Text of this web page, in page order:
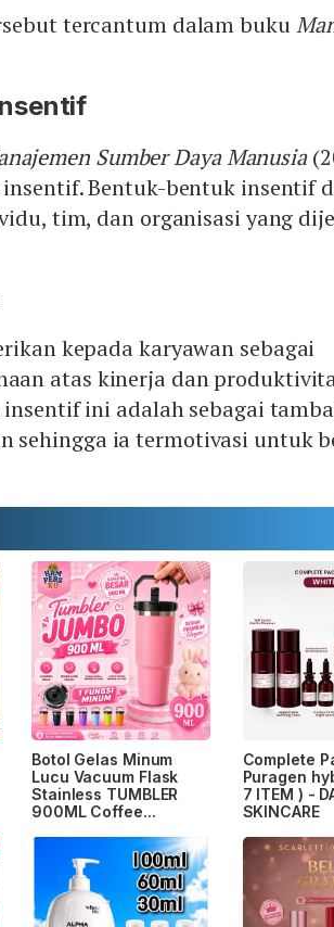
tercantum dalam buku
Sumber Daya Manusia
Bentuk-bentuk insentif
tim, dan organisasi yang
kepada karyawan sebagai
atas kinerja dan
ini adalah sebagai
sehingga ia termotivasi untuk
Botol Gelas Minum
Lucu Vacuum Flask
Stainless TUMBLER
900ML Coffee...
Complete
Puragen
7 ITEM ) -
SKINCARE